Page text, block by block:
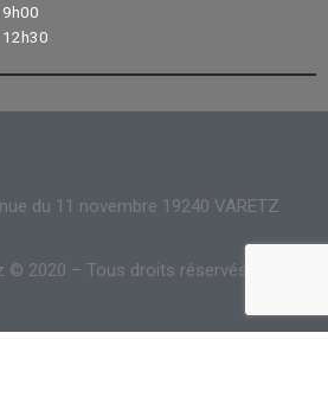
9h00
12h30
du 11 novembre 19240 VARETZ
© 2020 – Tous droits réservés